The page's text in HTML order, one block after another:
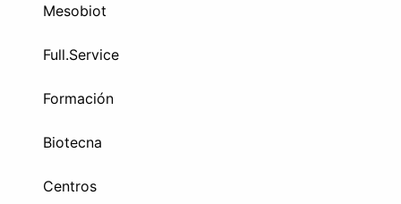
Mesobiot
Full.Service
Formación
Biotecna
Centros